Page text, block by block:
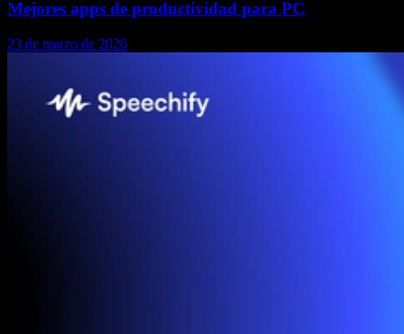
Mejores apps de productividad para PC
23 de marzo de 2026